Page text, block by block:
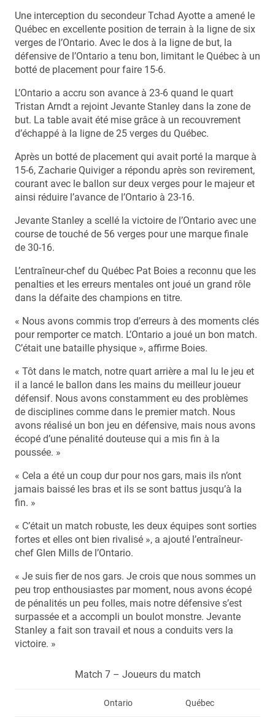
Une interception du secondeur Tchad Ayotte a amené le
Québec en excellente position de terrain à la ligne de six
verges de l’Ontario. Avec le dos à la ligne de but, la
défensive de l’Ontario a tenu bon, limitant le Québec à un
botté de placement pour faire 15-6.
L’Ontario a accru son avance à 23-6 quand le quart
Tristan Arndt a rejoint Jevante Stanley dans la zone de
but. La table avait été mise grâce à un recouvrement
d’échappé à la ligne de 25 verges du Québec.
Après un botté de placement qui avait porté la marque à
15-6, Zacharie Quiviger a répondu après son revirement,
courant avec le ballon sur deux verges pour le majeur et
ainsi réduire l’avance de l’Ontario à 23-16.
Jevante Stanley a scellé la victoire de l’Ontario avec une
course de touché de 56 verges pour une marque finale
de 30-16.
L’entraîneur-chef du Québec Pat Boies a reconnu que les
penalties et les erreurs mentales ont joué un grand rôle
dans la défaite des champions en titre.
« Nous avons commis trop d’erreurs à des moments clés
pour remporter ce match. L’Ontario a joué un bon match.
C’était une bataille physique », affirme Boies.
« Tôt dans le match, notre quart arrière a mal lu le jeu et
il a lancé le ballon dans les mains du meilleur joueur
défensif. Nous avons constamment eu des problèmes
de disciplines comme dans le premier match. Nous
avons réalisé un bon jeu en défensive, mais nous avons
écopé d’une pénalité douteuse qui a mis fin à la
poussée. »
« Cela a été un coup dur pour nos gars, mais ils n’ont
jamais baissé les bras et ils se sont battus jusqu’à la
fin. »
« C’était un match robuste, les deux équipes sont sorties
fortes et elles ont bien rivalisé », a ajouté l’entraîneur-
chef Glen Mills de l’Ontario.
« Je suis fier de nos gars. Je crois que nous sommes un
peu trop enthousiastes par moment, nous avons écopé
de pénalités un peu folles, mais notre défensive s’est
surpassée et a accompli un boulot monstre. Jevante
Stanley a fait son travail et nous a conduits vers la
victoire. »
Match 7 – Joueurs du match
Ontario Québec